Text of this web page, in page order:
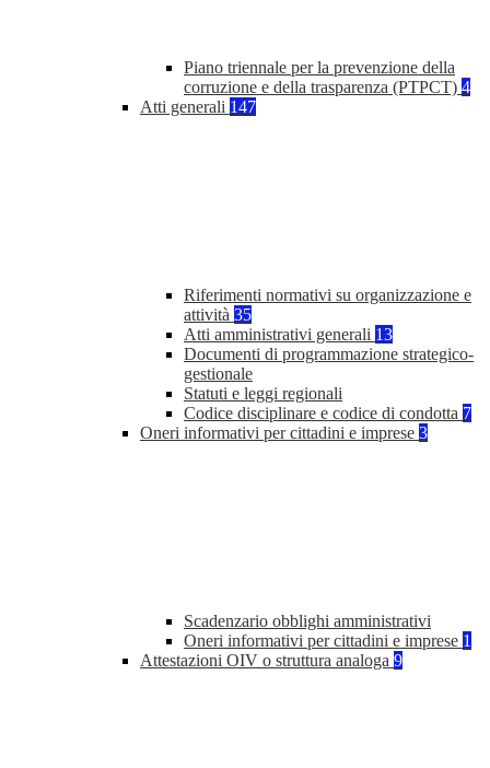
Piano triennale per la prevenzione della
corruzione e della trasparenza (PTPCT) 4
Atti generali 147
Riferimenti normativi su organizzazione e
attività 35
Atti amministrativi generali 13
Documenti di programmazione strategico-
gestionale
Statuti e leggi regionali
Codice disciplinare e codice di condotta 7
Oneri informativi per cittadini e imprese 3
Scadenzario obblighi amministrativi
Oneri informativi per cittadini e imprese 1
Attestazioni OIV o struttura analoga 9